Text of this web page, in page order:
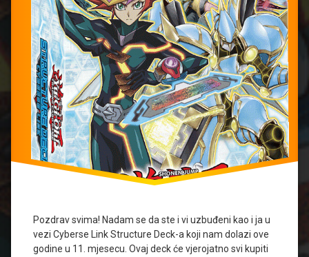
Pozdrav svima! Nadam se da ste i vi uzbuđeni kao i ja u
vezi Cyberse Link Structure Deck-a koji nam dolazi ove
godine u 11. mjesecu. Ovaj deck će vjerojatno svi kupiti